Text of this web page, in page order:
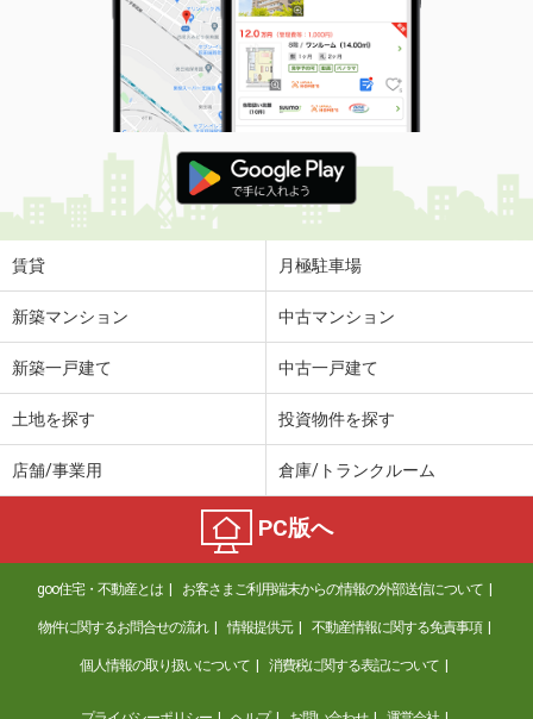
賃貸 月極駐車場
新築マンション 中古マンション
新築一戸建て 中古一戸建て
土地を探す 投資物件を探す
店舗/事業用 倉庫/トランクルーム
PC版へ
goo住宅・不動産とは お客さまご利用端末からの情報の外部送信について
物件に関するお問合せの流れ 情報提供元 不動産情報に関する免責事項
個人情報の取り扱いについて 消費税に関する表記について